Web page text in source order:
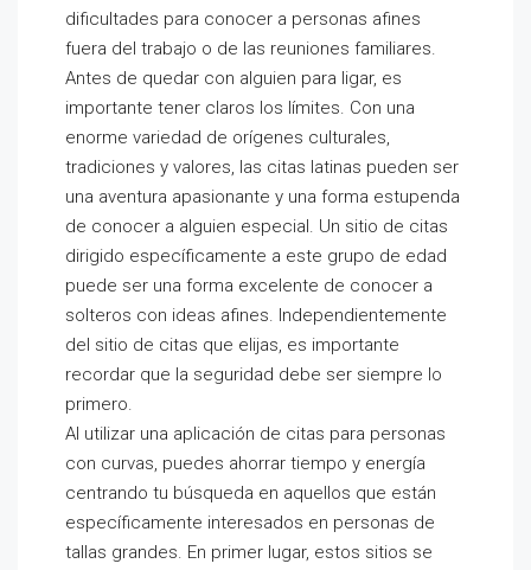
dificultades para conocer a personas afines
fuera del trabajo o de las reuniones familiares.
Antes de quedar con alguien para ligar, es
importante tener claros los límites. Con una
enorme variedad de orígenes culturales,
tradiciones y valores, las citas latinas pueden ser
una aventura apasionante y una forma estupenda
de conocer a alguien especial. Un sitio de citas
dirigido específicamente a este grupo de edad
puede ser una forma excelente de conocer a
solteros con ideas afines. Independientemente
del sitio de citas que elijas, es importante
recordar que la seguridad debe ser siempre lo
primero.
Al utilizar una aplicación de citas para personas
con curvas, puedes ahorrar tiempo y energía
centrando tu búsqueda en aquellos que están
específicamente interesados en personas de
tallas grandes. En primer lugar, estos sitios se